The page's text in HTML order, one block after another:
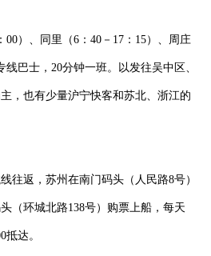
00）、同里（6： 40－ 17： 15）、周庄
线巴士， 20分钟一班。以发往吴中区、
，也有少量沪宁快客和苏北、浙江的
往返，苏州在南门码头（人民路8号）
（环城北路138号）购票上船，每天
抵达。